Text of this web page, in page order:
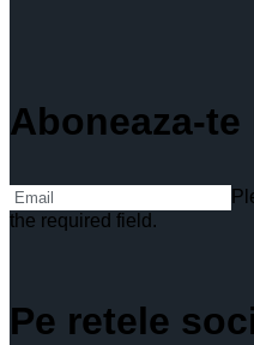
Aboneaza-
the required field.
Pe retele